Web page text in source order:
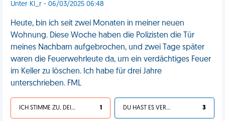
Unter Kl_r - 06/03/2025 06:48
Heute, bin ich seit zwei Monaten in meiner neuen
Wohnung. Diese Woche haben die Polizisten die Tür
meines Nachbarn aufgebrochen, und zwei Tage später
waren die Feuerwehrleute da, um ein verdächtiges Feuer
im Keller zu löschen. Ich habe für drei Jahre
unterschrieben. FML
ICH STIMME ZU, DEIN LEBEN IST SCHEISSE 1 DU HAST ES VERDIENT 3